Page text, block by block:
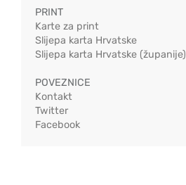
PRINT
Karte za print
Slijepa karta Hrvatske
Slijepa karta Hrvatske (županije)
POVEZNICE
Kontakt
Twitter
Facebook